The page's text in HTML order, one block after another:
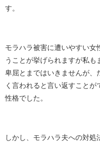
す。
モラハラ被害に遭いやすい女
うことが挙げられますが私も
卑屈とまではいきませんが、
く言われると言い返すことが
性格でした。
しかし、モラハラ夫への対